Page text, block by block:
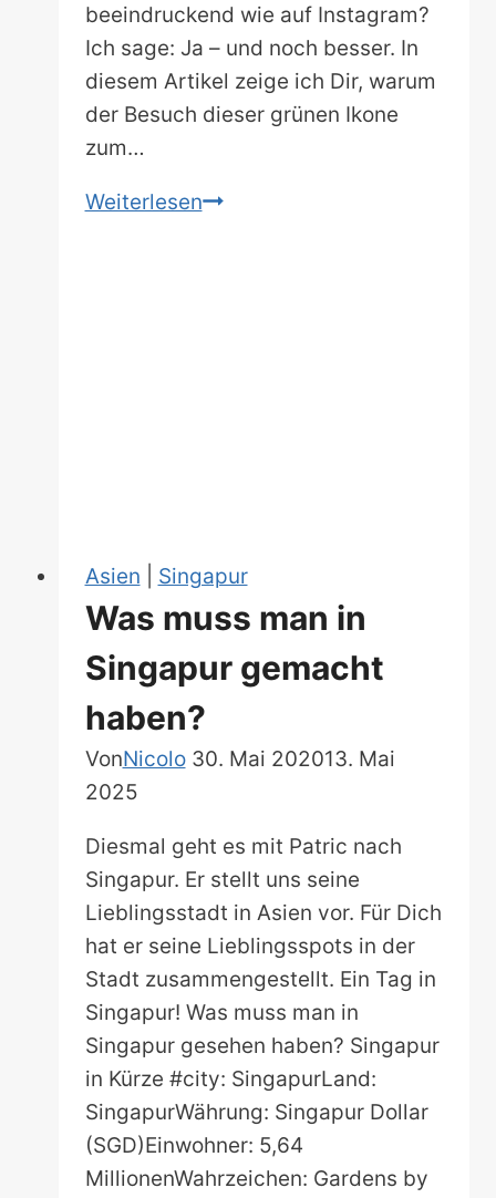
beeindruckend wie auf Instagram?
Ich sage: Ja – und noch besser. In
diesem Artikel zeige ich Dir, warum
der Besuch dieser grünen Ikone
zum…
WeiterlesenSingapurs
Asien
Singapur
Was muss man in
Singapur gemacht
haben?
VonNicolo 30. Mai 202013. Mai
2025
Diesmal geht es mit Patric nach
Singapur. Er stellt uns seine
Lieblingsstadt in Asien vor. Für Dich
hat er seine Lieblingsspots in der
Stadt zusammengestellt. Ein Tag in
Singapur! Was muss man in
Singapur gesehen haben? Singapur
in Kürze #city: SingapurLand:
SingapurWährung: Singapur Dollar
(SGD)Einwohner: 5,64
MillionenWahrzeichen: Gardens by